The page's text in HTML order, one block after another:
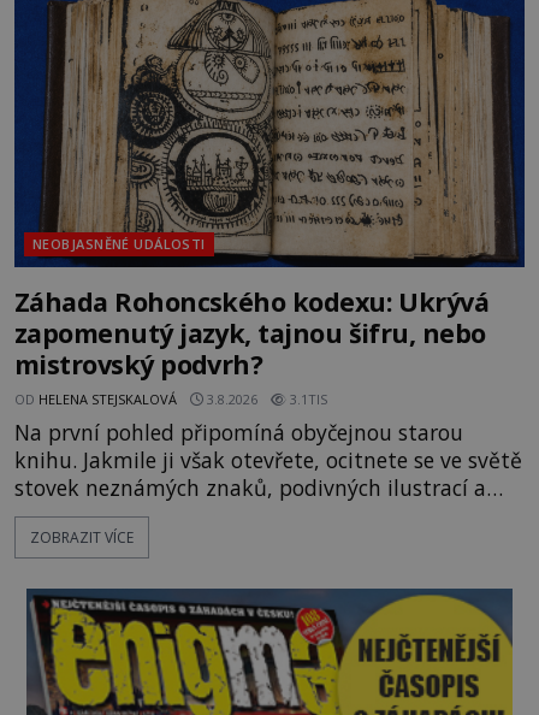
na legendě něco pravdy, nebo jde jen o fascinující
souhru okolností? Když antropolog Michail
Gerasimov (1907-1970) a
NEOBJASNĚNÉ UDÁLOSTI
Záhada Rohoncského kodexu: Ukrývá
zapomenutý jazyk, tajnou šifru, nebo
mistrovský podvrh?
OD HELENA STEJSKALOVÁ 3.8.2026 3.1TIS
Na první pohled připomíná obyčejnou starou
knihu. Jakmile ji však otevřete, ocitnete se ve světě
stovek neznámých znaků, podivných ilustrací a
textu, který už téměř dvě století vzdoruje všem
pokusům o rozluštění. Rohoncský kodex patří mezi
jistotou neví, kdo jej napsal, kdy vznikl ani co
vlastně vypráví. Rohoncský kodex se poprvé
objevuje v roce
ZOBRAZIT VÍCE